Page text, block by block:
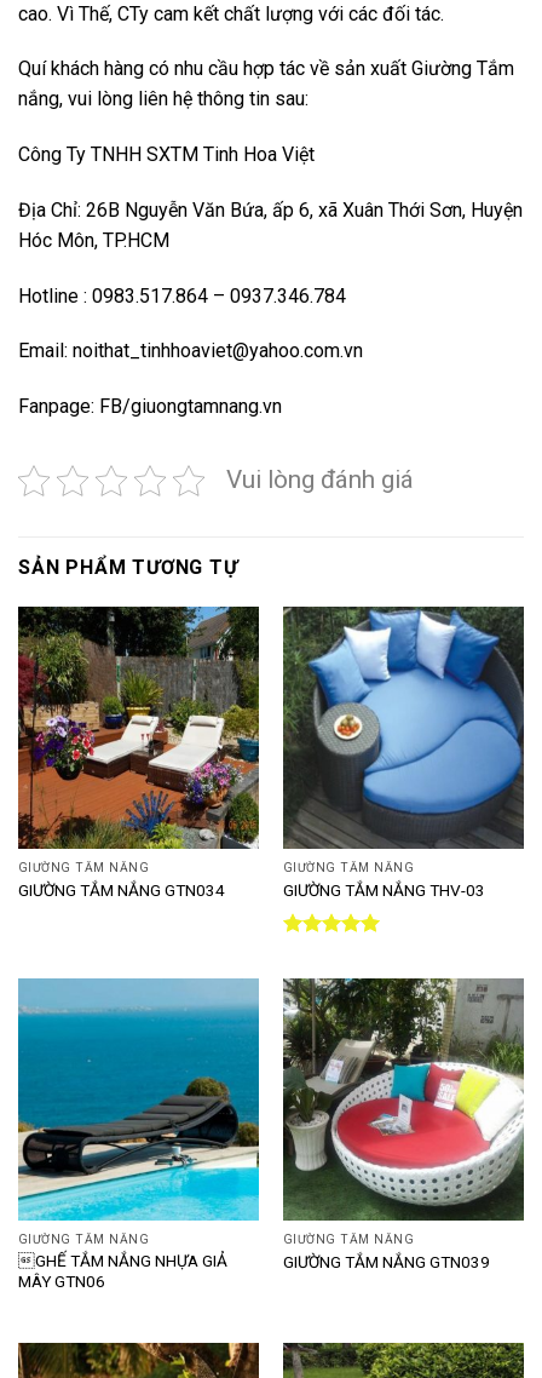
cao. Vì Thế, CTy cam kết chất lượng với các đối tác.
Quí khách hàng có nhu cầu hợp tác về sản xuất Giường Tắm
nắng, vui lòng liên hệ thông tin sau:
Công Ty TNHH SXTM Tinh Hoa Việt
Địa Chỉ: 26B Nguyễn Văn Bứa, ấp 6, xã Xuân Thới Sơn, Huyện
Hóc Môn, TP.HCM
Hotline : 0983.517.864 – 0937.346.784
Email: noithat_tinhhoaviet@yahoo.com.vn
Fanpage: FB/giuongtamnang.vn
Vui lòng đánh giá
SẢN PHẨM TƯƠNG TỰ
GIƯỜNG TẮM NẮNG
GIƯỜNG TẮM NẮNG GTN034
GIƯỜNG TẮM NẮNG
GIƯỜNG TẮM NẮNG THV-03
5 sao
GIƯỜNG TẮM NẮNG
GHẾ TẮM NẮNG NHỰA GIẢ
MÂY GTN06
GIƯỜNG TẮM NẮNG
GIƯỜNG TẮM NẮNG GTN039